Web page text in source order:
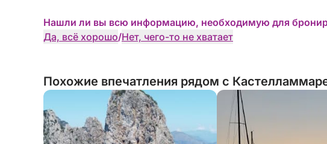
Нашли ли вы всю информацию, необходимую для
Да, всё хорошо/Нет, чего-то не хватает
Похожие впечатления рядом с